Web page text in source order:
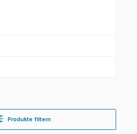
Produkte filtern